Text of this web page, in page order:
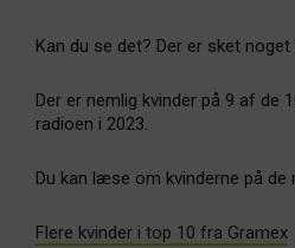
Kan du se det? Der er sket
Der er nemlig kvinder på 9 af de
radioen i 2023.
Du kan læse om kvinderne på de
Flere kvinder i top 10 fra Gramex